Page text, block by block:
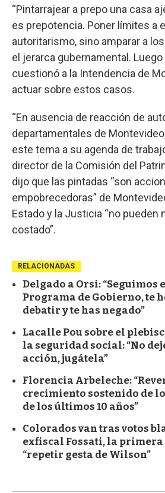
“Pintarrajear a prepo una casa
es prepotencia. Poner límites a
autoritarismo, sino amparar a
el jerarca gubernamental. Luego
cuestionó a la Intendencia de
actuar sobre estos casos.
“En ausencia de reacción de
departamentales de
este tema a su agenda de
director de la Comisión del
dijo que las pintadas “son
empobrecedoras” de
Estado y la Justicia “no pueden
costado”.
RELACIONADAS
Delgado a Orsi: “Seguimos
Programa de Gobierno, te
debatir y te has negado”
Lacalle Pou sobre el
la seguridad social: “No
acción, jugátela”
Florencia Arbeleche:
crecimiento sostenido de
de los últimos 10 años”
Colorados van tras votos
exfiscal Fossati, la primera
“repetir gesta de Wilson”